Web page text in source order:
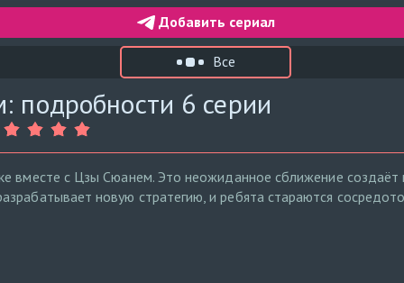
Добавить сериал
Все
подробности 6 серии
вместе с Цзы Сюанем. Это неожиданное сближение
новую стратегию, и ребята стараются